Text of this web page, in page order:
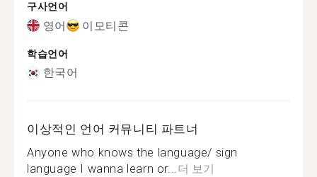
구사언어
영어 이모티콘
학습언어
한국어
이상적인 언어 커뮤니티 파트너
Anyone who knows the language/ sign
language I wanna learn or...더 보기